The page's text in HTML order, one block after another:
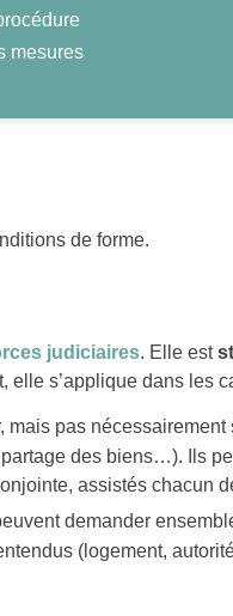
mesures
de forme.
judiciaires. Elle est
s’applique dans les
mais pas nécessairement
des biens…). Ils
assistés chacun
demander
(logement,